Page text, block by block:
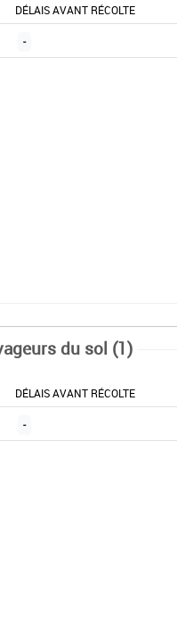
DÉLAIS AVANT RÉCOLTE
-
du sol (1)
DÉLAIS AVANT RÉCOLTE
-